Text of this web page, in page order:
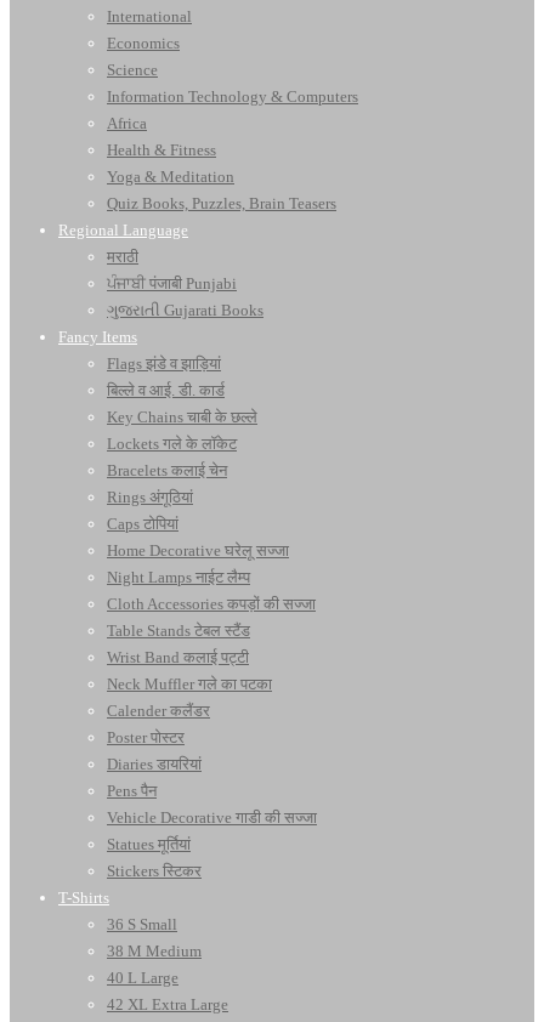
International
Economics
Science
Information Technology & Computers
Africa
Health & Fitness
Yoga & Meditation
Quiz Books, Puzzles, Brain Teasers
Regional Language
मराठी
ਪੰਜਾਬੀ पंजाबी Punjabi
ગુજરાતી Gujarati Books
Fancy Items
Flags झंडे व झाड़ियां
बिल्ले व आई. डी. कार्ड
Key Chains चाबी के छल्ले
Lockets गले के लॉकेट
Bracelets कलाई चेन
Rings अंगूठियां
Caps टोपियां
Home Decorative घरेलू सज्जा
Night Lamps नाईट लैम्प
Cloth Accessories कपड़ों की सज्जा
Table Stands टेबल स्टैंड
Wrist Band कलाई पट्टी
Neck Muffler गले का पटका
Calender कलैंडर
Poster पोस्टर
Diaries डायरियां
Pens पैन
Vehicle Decorative गाडी की सज्जा
Statues मूर्तियां
Stickers स्टिकर
T-Shirts
36 S Small
38 M Medium
40 L Large
42 XL Extra Large